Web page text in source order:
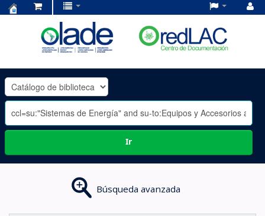
OLADE
-
Ir
Búsqueda avanzada